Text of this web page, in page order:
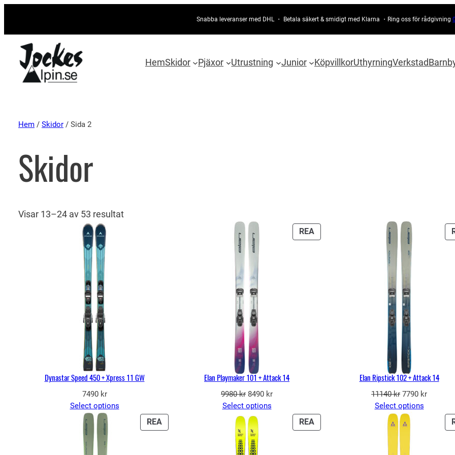
Snabba leveranser med DHL ・ Betala säkert & smidigt med Klarna ・Ring oss för rådgivning
HemSkidor Pjäxor Utrustning Junior KöpvillkorUthyrningVerkstad
Hem / Skidor / Sida 2
Skidor
Visar 13–24 av 53 resultat
Dynastar Speed 450 + Xpress 11 GW
7490 kr
Select options
REAPRODUKTER
PÅ
Elan Playmaker 101 + Attack 14
9980kr Det
ursprungliga
priset
var:
9980 kr.
8490 krDet
Select options
Elan Ripstick 102 + Attack 14
11140kr Det
ursprungliga
priset
var:
11140 kr.
7790 krDet
priset
Select options
REAPRODUKTER
PÅ
REAPRODUKTER
PÅ